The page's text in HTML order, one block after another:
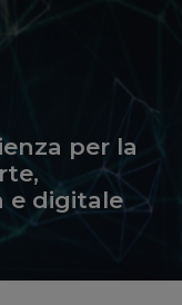
per la
e digitale